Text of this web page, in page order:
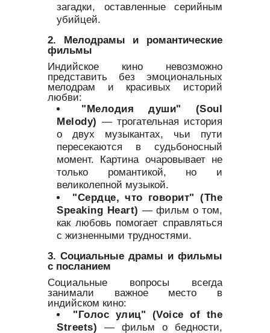
загадки, оставленные серийным
убийцей.
2. Мелодрамы и романтические
фильмы
Индийское кино невозможно
представить без эмоциональных
мелодрам и красивых историй
любви:
"Мелодия души" (Soul
Melody) — трогательная история
о двух музыкантах, чьи пути
пересекаются в судьбоносный
момент. Картина очаровывает не
только романтикой, но и
великолепной музыкой.
"Сердце, что говорит" (The
Speaking Heart) — фильм о том,
как любовь помогает справляться
с жизненными трудностями.
3. Социальные драмы и фильмы
с посланием
Социальные вопросы всегда
занимали важное место в
индийском кино:
"Голос улиц" (Voice of the
Streets) — фильм о бедности,